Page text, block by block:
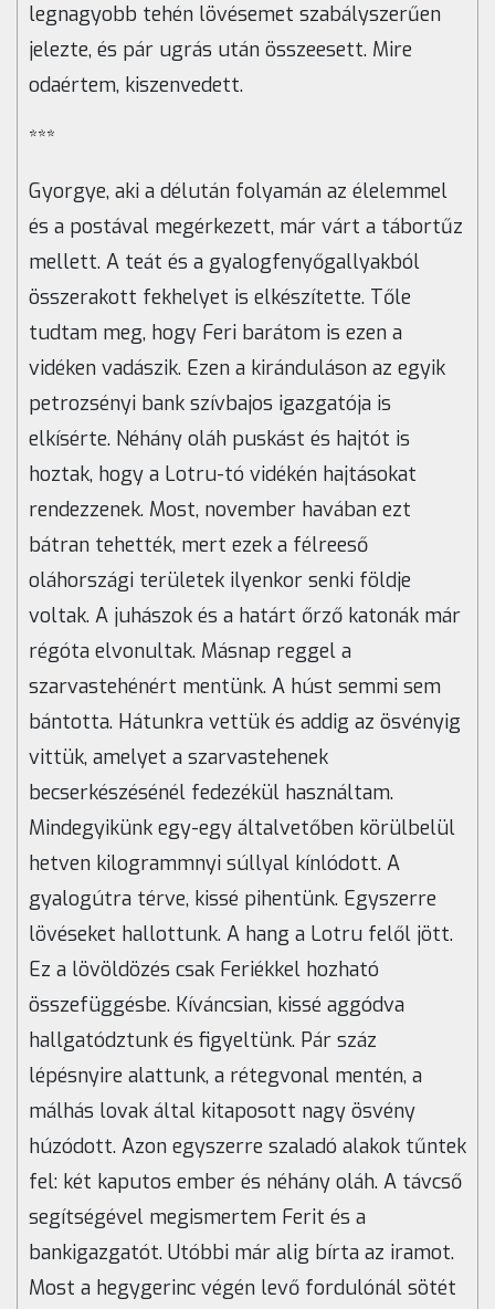
legnagyobb tehén lövésemet szabályszerűen
jelezte, és pár ugrás után összeesett. Mire
odaértem, kiszenvedett.
***
Gyorgye, aki a délután folyamán az élelemmel
és a postával megérkezett, már várt a tábortűz
mellett. A teát és a gyalogfenyőgallyakból
összerakott fekhelyet is elkészítette. Tőle
tudtam meg, hogy Feri barátom is ezen a
vidéken vadászik. Ezen a kiránduláson az egyik
petrozsényi bank szívbajos igazgatója is
elkísérte. Néhány oláh puskást és hajtót is
hoztak, hogy a Lotru-tó vidékén hajtásokat
rendezzenek. Most, november havában ezt
bátran tehették, mert ezek a félreeső
oláhországi területek ilyenkor senki földje
voltak. A juhászok és a határt őrző katonák már
régóta elvonultak. Másnap reggel a
szarvastehénért mentünk. A húst semmi sem
bántotta. Hátunkra vettük és addig az ösvényig
vittük, amelyet a szarvastehenek
becserkészésénél fedezékül használtam.
Mindegyikünk egy-egy általvetőben körülbelül
hetven kilogrammnyi súllyal kínlódott. A
gyalogútra térve, kissé pihentünk. Egyszerre
lövéseket hallottunk. A hang a Lotru felől jött.
Ez a lövöldözés csak Feriékkel hozható
összefüggésbe. Kíváncsian, kissé aggódva
hallgatództunk és figyeltünk. Pár száz
lépésnyire alattunk, a rétegvonal mentén, a
málhás lovak által kitaposott nagy ösvény
húzódott. Azon egyszerre szaladó alakok tűntek
fel: két kaputos ember és néhány oláh. A távcső
segítségével megismertem Ferit és a
bankigazgatót. Utóbbi már alig bírta az iramot.
Most a hegygerinc végén levő fordulónál sötét